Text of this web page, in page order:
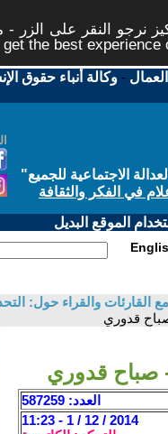
نرجو النقر على الزر
the best experience
-وكالة أنباء حقوق
الاجتماعية للجميع"
في الفكر والثقافة
الموقع البديل
والقراء حول:
قدوري
- صباح قدوري
العدد: 587259
2014 / 12 / 1 - 11:23